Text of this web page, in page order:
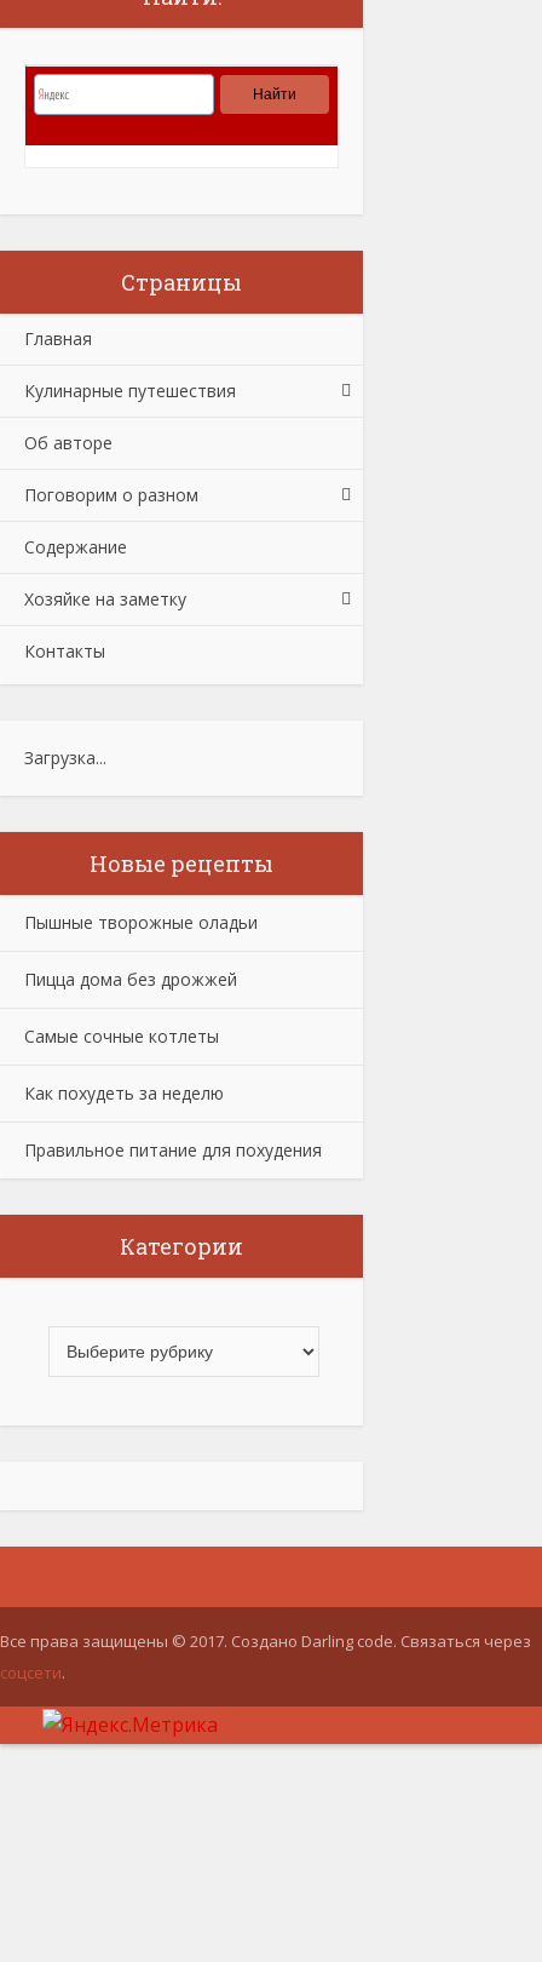
Страницы
Главная
Кулинарные путешествия
Об авторе
Поговорим о разном
Содержание
Хозяйке на заметку
Контакты
Загрузка...
Новые рецепты
Пышные творожные оладьи
Пицца дома без дрожжей
Самые сочные котлеты
Как похудеть за неделю
Правильное питание для похудения
Категории
Все права защищены © 2017. Создано Darling code. Связаться через
соцсети.